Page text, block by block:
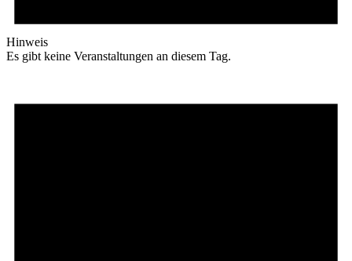
Hinweis
Es gibt keine Veranstaltungen an diesem Tag.